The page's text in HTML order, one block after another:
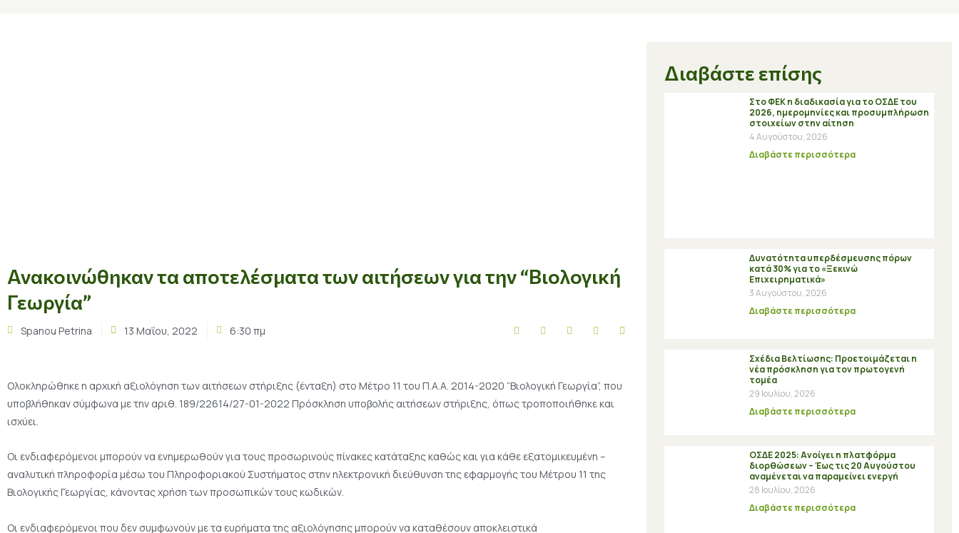
Ανακοινώθηκαν τα αποτελέσματα των αιτήσεων για την “Βιολογική
Γεωργία”
Spanou Petrina 13 Μαΐου, 2022 6:30 πμ
Ολοκληρώθηκε η αρχική αξιολόγηση των αιτήσεων στήριξης (ένταξη) στο Μέτρο 11 του Π.Α.Α. 2014-2020 “Βιολογική Γεωργία”, που
υποβλήθηκαν σύμφωνα με την αριθ. 189/22614/27-01-2022 Πρόσκληση υποβολής αιτήσεων στήριξης, όπως τροποποιήθηκε και
ισχύει.
Οι ενδιαφερόμενοι μπορούν να ενημερωθούν για τους προσωρινούς πίνακες κατάταξης καθώς και για κάθε εξατομικευμένη –
αναλυτική πληροφορία μέσω του Πληροφοριακού Συστήματος στην ηλεκτρονική διεύθυνση της εφαρμογής του Μέτρου 11 της
Βιολογικής Γεωργίας, κάνοντας χρήση των προσωπικών τους κωδικών.
Οι ενδιαφερόμενοι που δεν συμφωνούν με τα ευρήματα της αξιολόγησης μπορούν να καταθέσουν αποκλειστικά
Διαβάστε επίσης
Στο ΦΕΚ η διαδικασία για το ΟΣΔΕ του
2026, ημερομηνίες και προσυμπλήρωση
στοιχείων στην αίτηση
4 Αυγούστου, 2026
Διαβάστε περισσότερα
Δυνατότητα υπερδέσμευσης πόρων
κατά 30% για το «Ξεκινώ
Επιχειρηματικά»
3 Αυγούστου, 2026
Διαβάστε περισσότερα
Σχέδια Βελτίωσης: Προετοιμάζεται η
νέα πρόσκληση για τον πρωτογενή
τομέα
29 Ιουλίου, 2026
Διαβάστε περισσότερα
ΟΣΔΕ 2025: Ανοίγει η πλατφόρμα
διορθώσεων – Έως τις 20 Αυγούστου
αναμένεται να παραμείνει ενεργή
28 Ιουλίου, 2026
Διαβάστε περισσότερα